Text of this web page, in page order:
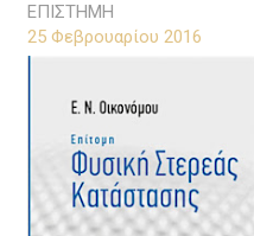
ΕΠΙΣΤΗΜΗ
25 Φεβρουαρίου 2016